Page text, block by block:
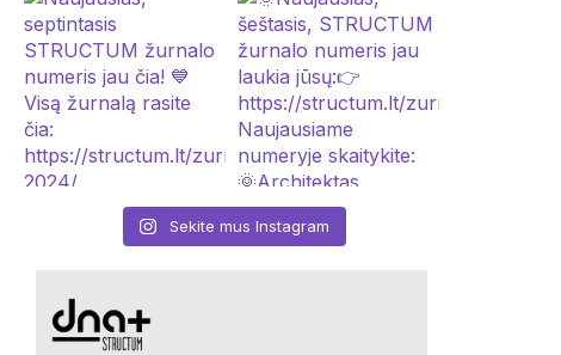
Sekite mus Instagram